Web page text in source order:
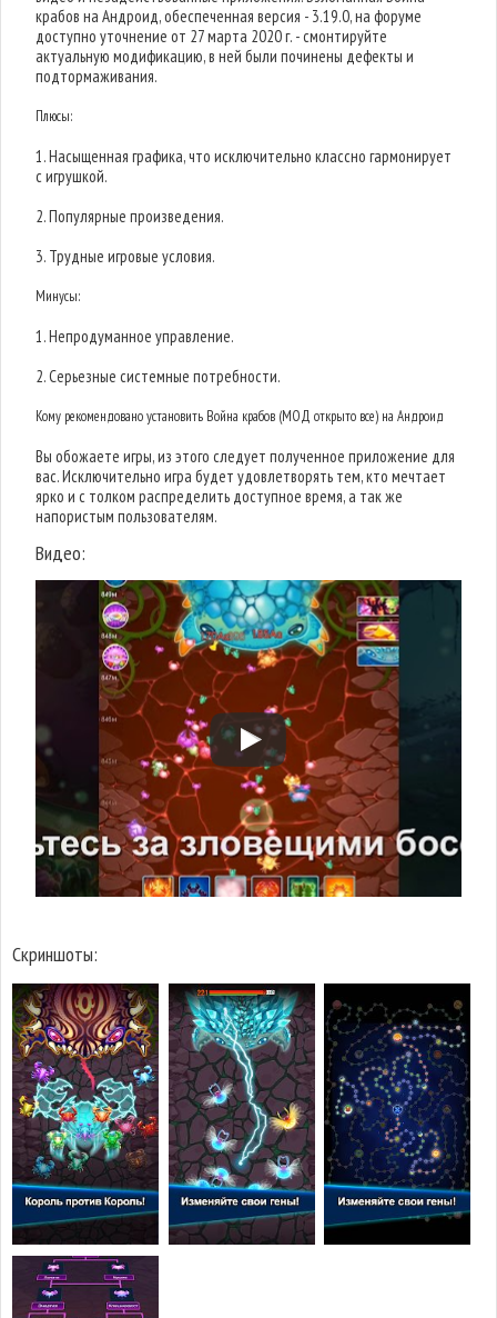
крабов на Андроид, обеспеченная версия - 3.19.0, на форуме
доступно уточнение от 27 марта 2020 г. - смонтируйте
актуальную модификацию, в ней были починены дефекты и
подтормаживания.
Плюсы:
1. Насыщенная графика, что исключительно классно гармонирует
с игрушкой.
2. Популярные произведения.
3. Трудные игровые условия.
Минусы:
1. Непродуманное управление.
2. Серьезные системные потребности.
Кому рекомендовано установить Война крабов (МОД открыто все) на Андроид
Вы обожаете игры, из этого следует полученное приложение для
вас. Исключительно игра будет удовлетворять тем, кто мечтает
ярко и с толком распределить доступное время, а так же
напористым пользователям.
Видео:
Скриншоты: